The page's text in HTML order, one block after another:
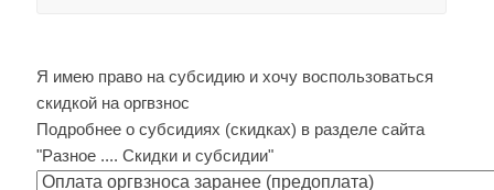
Я имею право на субсидию и хочу воспользоваться
скидкой на оргвзнос
Подробнее о субсидиях (скидках) в разделе сайта
"Разное .... Скидки и субсидии"